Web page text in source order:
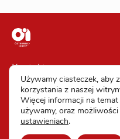
Kontakt
Impressum
Warunki uczestnictwa
Używamy ciasteczek, aby
korzystania z naszej
Więcej informacji na
używamy, oraz
ustawieniach.